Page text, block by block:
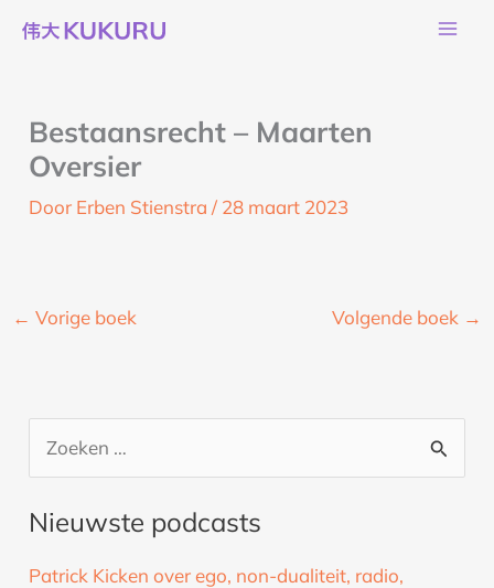
naar
Bestaansrecht – Maarten
Oversier
Door Erben Stienstra/ 28 maart 2023
← Vorige boek Volgende boek →
e
k
Nieuwste podcasts
Patrick Kicken over ego, non-dualiteit, radio,